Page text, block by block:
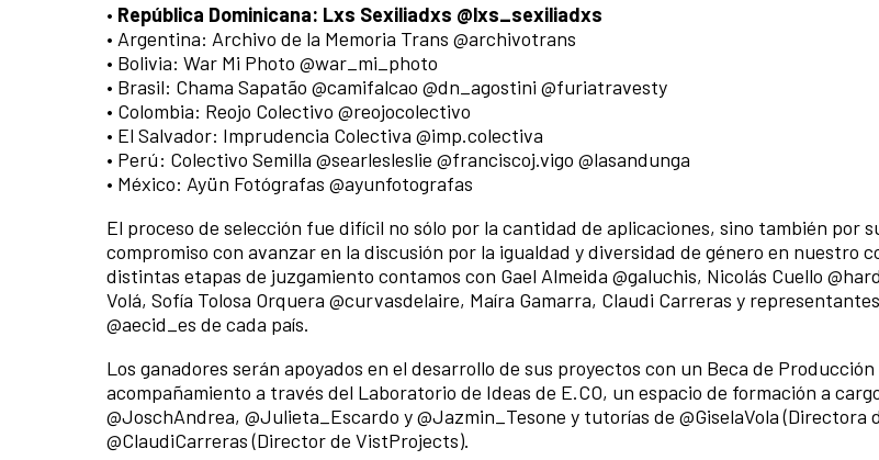
• República Dominicana: Lxs Sexiliadxs @lxs_sexiliadxs
• Argentina: Archivo de la Memoria Trans @archivotrans
• Bolivia: War Mi Photo @war_mi_photo
• Brasil: Chama Sapatão @camifalcao @dn_agostini @furiatravesty
• Colombia: Reojo Colectivo @reojocolectivo
• El Salvador: Imprudencia Colectiva @imp.colectiva
• Perú: Colectivo Semilla @searlesleslie @franciscoj.vigo @lasandunga
• México: Ayün Fotógrafas @ayunfotografas
El proceso de selección fue difícil no sólo por la cantidad de aplicaciones, sino también por
compromiso con avanzar en la discusión por la igualdad y diversidad de género en nuestro
distintas etapas de juzgamiento contamos con Gael Almeida @galuchis, Nicolás Cuello
Volá, Sofía Tolosa Orquera @curvasdelaire, Maíra Gamarra, Claudi Carreras y
@aecid_es de cada país.
Los ganadores serán apoyados en el desarrollo de sus proyectos con un Beca de
acompañamiento a través del Laboratorio de Ideas de E.CO, un espacio de formación a
@JoschAndrea, @Julieta_Escardo y @Jazmin_Tesone y tutorías de @GiselaVola (Directora
@ClaudiCarreras (Director de VistProjects).